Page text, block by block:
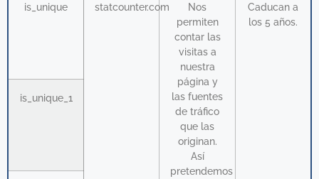
is_unique statcounter.com
Nos
permiten
contar las
visitas a
nuestra
página y
las fuentes
de tráfico
que las
originan.
Así
pretendemos
Caducan a
los 5 años.
is_unique_1